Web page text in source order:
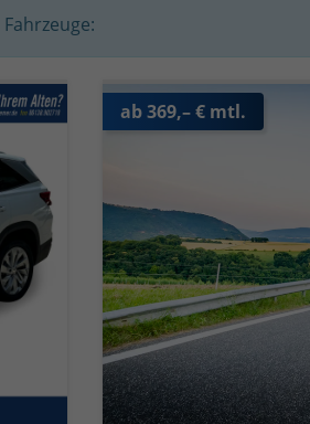
Fahrzeuge:
ab 369,– € mtl.